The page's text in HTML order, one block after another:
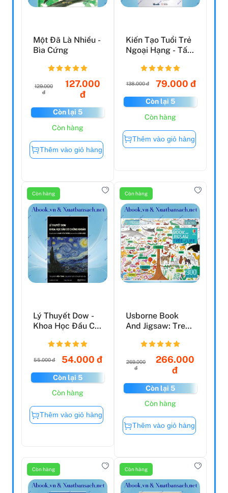
Một Đã Là Nhiều -
Bìa Cứng
129.000
đ
127.000
đ
Còn lại 5
Còn hàng
Thêm vào giỏ hàng
Kiến Tạo Tuổi Trẻ
Ngoại Hạng - Tấm
Bạ...
138.000 đ 79.000 đ
Còn lại 5
Còn hàng
Thêm vào giỏ hàng
Còn hàng
Lý Thuyết Dow -
Khoa Học Đầu Cơ
Qu...
55.000 đ 54.000 đ
Còn lại 5
Còn hàng
Thêm vào giỏ hàng
Còn hàng
Usborne Book
And Jigsaw: Tree
269.000
đ
266.000
đ
Còn lại 5
Còn hàng
Thêm vào giỏ hàng
Còn hàng Còn hàng